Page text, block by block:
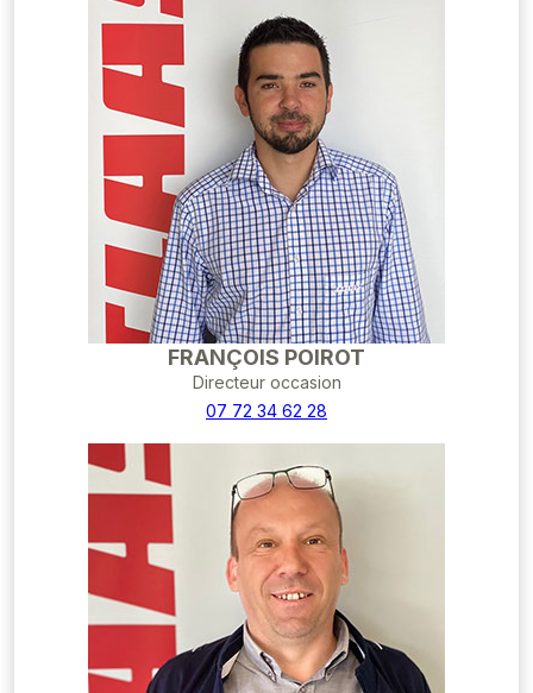
FRANÇOIS POIROT
Directeur occasion
07 72 34 62 28